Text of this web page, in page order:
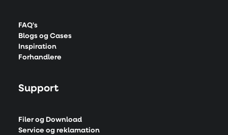
FAQ's
Blogs og Cases
Inspiration
Forhandlere
Support
Filer og Download
Service og reklamation